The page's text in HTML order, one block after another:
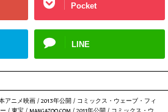
Pocket
LINE
アニメ映画 / 2013年公開 / コミックス・ウェーブ・フィ